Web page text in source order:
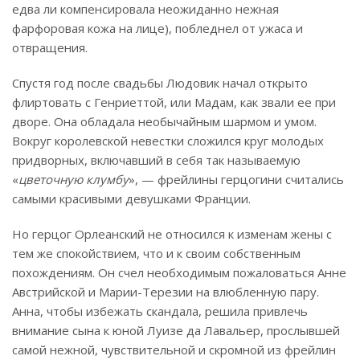
едва ли компенсировала неожиданно нежная
фарфоровая кожа на лице), побледнел от ужаса и
отвращения.
Спустя год после свадьбы Людовик начал открыто
флиртовать с Генриеттой, или Мадам, как звали ее при
дворе. Она обладала необычайным шармом и умом.
Вокруг королевской невестки сложился круг молодых
придворных, включавший в себя так называемую
«цветочную клумбу», — фрейлины герцогини считались
самыми красивыми девушками Франции.
Но герцог Орлеанский не относился к изменам жены с
тем же спокойствием, что и к своим собственным
похождениям. Он счел необходимым пожаловаться Анне
Австрийской и Марии-Терезии на влюбленную пару.
Анна, чтобы избежать скандала, решила привлечь
внимание сына к юной Луизе да Лавальер, прослывшей
самой нежной, чувствительной и скромной из фрейлин